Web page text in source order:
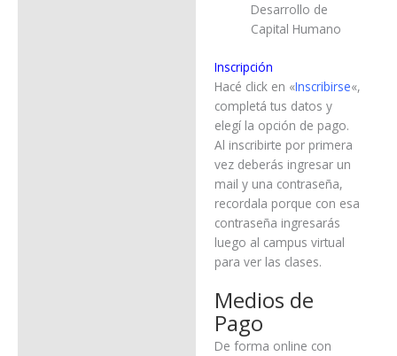
Desarrollo de
Capital Humano
Inscripción
Hacé click en «Inscribirse«,
completá tus datos y
elegí la opción de pago.
Al inscribirte por primera
vez deberás ingresar un
mail y una contraseña,
recordala porque con esa
contraseña ingresarás
luego al campus virtual
para ver las clases.
Medios de
Pago
De forma online con